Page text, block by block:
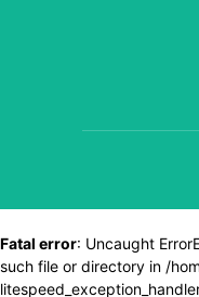
Fatal error: Uncaught
such file or directory in /